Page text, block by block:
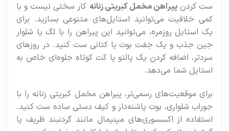
ست کردن پیراهن مخمل کبریتی زنانهکار سختی نیست و با
کمی خلاقیت می‌توانید استایل‌های متنوعی بسازید. برای
یک استایل روزمره، می‌توانید این پیراهن را با لگ یا شلوار
جین جذب و یک جفت بوت یا کتانی ست کنید. در روزهای
سردتر، اضافه کردن یک پالتو یا کت کوتاه جلوه‌ای خاص به
استایل شما می‌دهد.
برای موقعیت‌های رسمی‌تر، پیراهن مخمل کبریتی زنانه را با
جوراب شلواری، بوت پاشنه‌دار و کیف دستی ساده ست کنید.
استفاده از اکسسوری‌های مینیمال مانند گردنبند ظریف یا